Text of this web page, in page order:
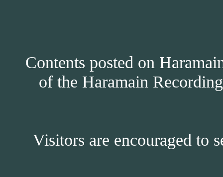
Contents posted on
of the Haramain
Visitors are encouraged to